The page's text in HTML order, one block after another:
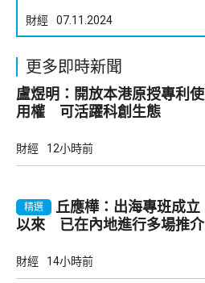
財經 07.11.2024
更多即時新聞
盧煜明：開放本港原授專利使
用權 可活躍科創生態
財經 12小時前
精選
丘應樺：出海專班成立
以來 已在內地進行多場推介
財經 14小時前